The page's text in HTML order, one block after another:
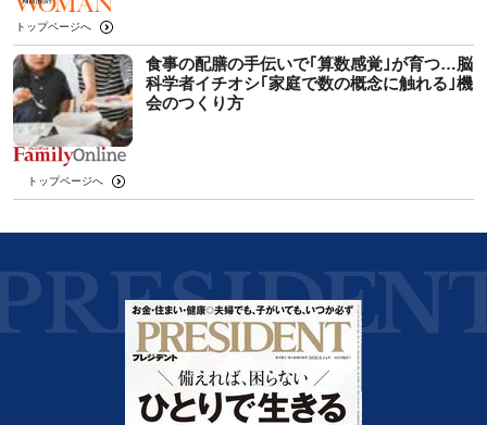
トップページへ
食事の配膳の手伝いで｢算数感覚｣が育つ…脳
科学者イチオシ｢家庭で数の概念に触れる｣機
会のつくり方
トップページへ